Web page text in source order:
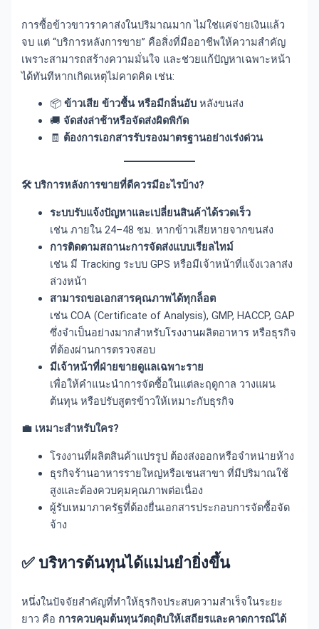
การซื้อข้าวขาวราคาส่งในปริมาณมาก ไม่ใช่แค่จ่ายเงินแล้ว
จบ แต่ “บริการหลังการขาย” คือสิ่งที่มืออาชีพให้ความสำคัญ
เพราะสามารถสร้างความมั่นใจ และช่วยแก้ปัญหาเฉพาะหน้า
ได้ทันทีหากเกิดเหตุไม่คาดคิด เช่น:
📦ข้าวเสีย ข้าวชื้น หรือมีกลิ่นอับ หลังขนส่ง
🚚จัดส่งล่าช้าหรือจัดส่งผิดพิกัด
🧾 ต้องการเอกสารรับรองมาตรฐานอย่างเร่งด่วน
🛠️ บริการหลังการขายที่ดีควรมีอะไรบ้าง?
ระบบรับแจ้งปัญหาและเปลี่ยนสินค้าได้รวดเร็ว
เช่น ภายใน 24–48 ชม. หากข้าวเสียหายจากขนส่ง
การติดตามสถานะการจัดส่งแบบเรียลไทม์
เช่น มี Tracking ระบบ GPS หรือมีเจ้าหน้าที่แจ้งเวลาส่ง
ล่วงหน้า
สามารถขอเอกสารคุณภาพได้ทุกล็อต
เช่น COA (Certificate of Analysis), GMP, HACCP, GAP
ซึ่งจำเป็นอย่างมากสำหรับโรงงานผลิตอาหาร หรือธุรกิจ
ที่ต้องผ่านการตรวจสอบ
มีเจ้าหน้าที่ฝ่ายขายดูแลเฉพาะราย
เพื่อให้คำแนะนำการจัดซื้อในแต่ละฤดูกาล วางแผน
ต้นทุน หรือปรับสูตรข้าวให้เหมาะกับธุรกิจ
💼 เหมาะสำหรับใคร?
โรงงานที่ผลิตสินค้าแปรรูป ต้องส่งออกหรือจำหน่ายห้าง
ธุรกิจร้านอาหารรายใหญ่หรือเชนสาขา ที่มีปริมาณใช้
สูงและต้องควบคุมคุณภาพต่อเนื่อง
ผู้รับเหมาภาครัฐที่ต้องยื่นเอกสารประกอบการจัดซื้อจัด
จ้าง
✅บริหารต้นทุนได้แม่นยำยิ่งขึ้น
หนึ่งในปัจจัยสำคัญที่ทำให้ธุรกิจประสบความสำเร็จในระยะ
ยาว คือ การควบคุมต้นทุนวัตถุดิบให้เสถียรและคาดการณ์ได้